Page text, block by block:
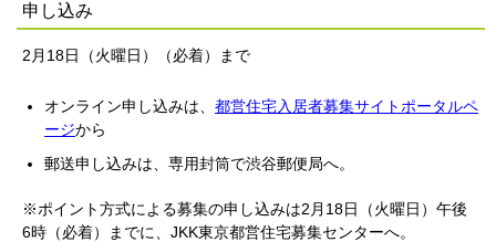
申し込み
2月18日（火曜日）（必着）まで
オンライン申し込みは、 都営住宅入居者募集サイトポータルペ
ージから
郵送申し込みは、専用封筒で渋谷郵便局へ。
※ポイント方式による募集の申し込みは2月18日（火曜日）午後
6時（必着）までに、JKK東京都営住宅募集センターへ。